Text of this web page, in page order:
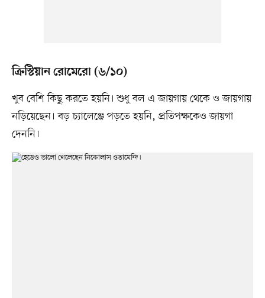
ক্রিস্টিয়ান রোমেরো (৬/১০)
খুব বেশি কিছু করতে হয়নি। শুধু বল এ জায়গায় থেকে ও জায়গায়
নড়িয়েছেন। বড় চ্যালেঞ্জে পড়তে হয়নি, প্রতিপক্ষকেও জায়গা
দেননি।